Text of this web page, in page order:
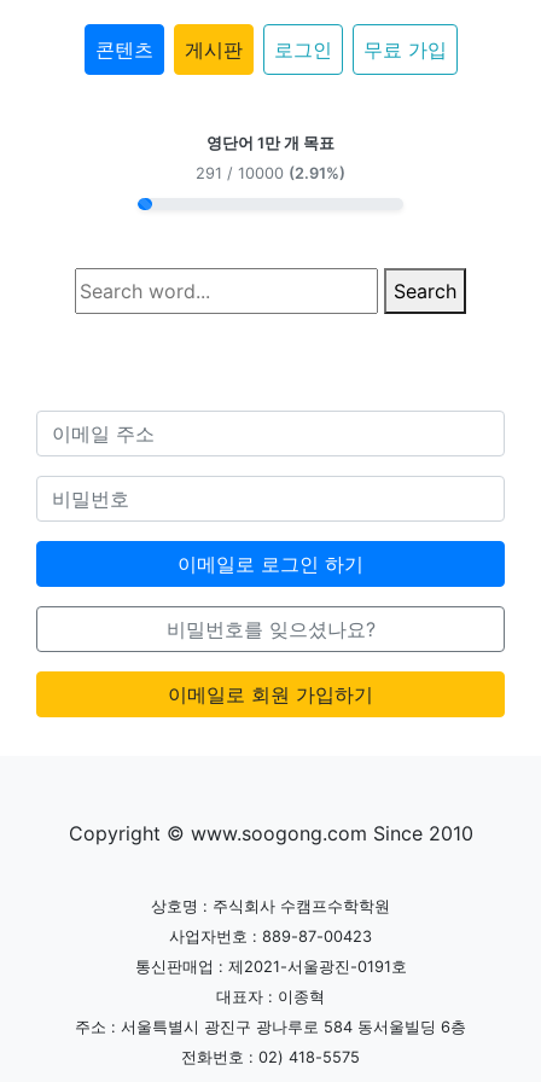
콘텐츠 게시판 로그인 무료 가입
영단어 1만 개 목표
291 / 10000 (2.91%)
Search
이메일로 로그인 하기
비밀번호를 잊으셨나요?
이메일로 회원 가입하기
Copyright © www.soogong.com Since 2010
상호명 : 주식회사 수캠프수학학원
사업자번호 : 889-87-00423
통신판매업 : 제2021-서울광진-0191호
대표자 : 이종혁
주소 : 서울특별시 광진구 광나루로 584 동서울빌딩 6층
전화번호 : 02) 418-5575